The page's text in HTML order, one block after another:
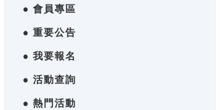
● 會員專區
● 重要公告
● 我要報名
● 活動查詢
● 熱門活動